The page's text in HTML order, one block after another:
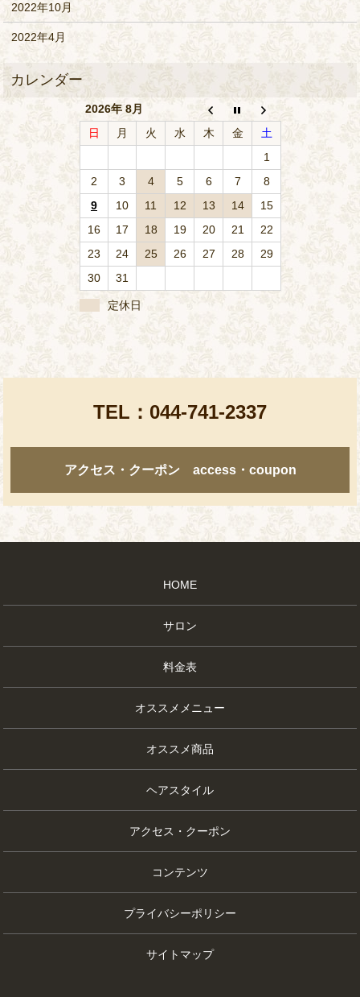
2022年10月
2022年4月
2026年 8月
日
月 火 水 木 金
土
1
2
3 4 5 6 7
8
9
10 11 12 13 14
15
16
17 18 19 20 21
22
23
24 25 26 27 28
29
30
31
定休日
TEL： 044-741-2337
アクセス・クーポン access・coupon
HOME
サロン
料金表
オススメメニュー
オススメ商品
ヘアスタイル
アクセス・クーポン
コンテンツ
プライバシーポリシー
サイトマップ